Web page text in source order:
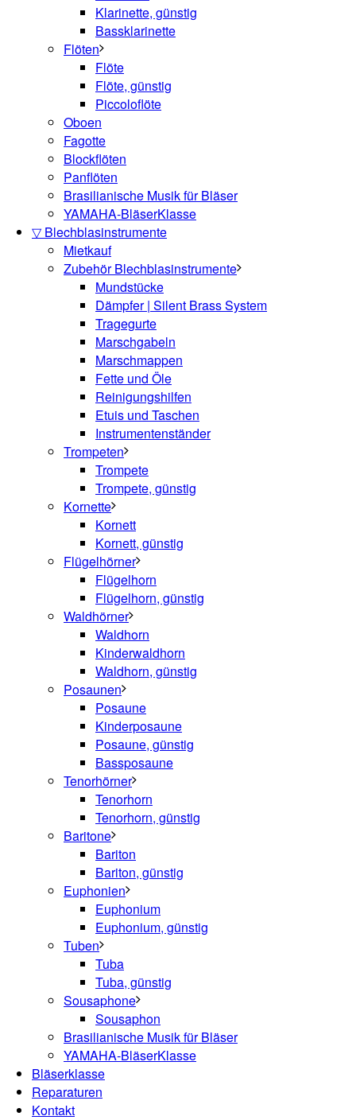
Klarinette, günstig
Bassklarinette
Flöten
Flöte
Flöte, günstig
Piccoloflöte
Oboen
Fagotte
Blockflöten
Panflöten
Brasilianische Musik für Bläser
YAMAHA-BläserKlasse
▽ Blechblasinstrumente
Mietkauf
Zubehör Blechblasinstrumente
Mundstücke
Dämpfer | Silent Brass System
Tragegurte
Marschgabeln
Marschmappen
Fette und Öle
Reinigungshilfen
Etuis und Taschen
Instrumentenständer
Trompeten
Trompete
Trompete, günstig
Kornette
Kornett
Kornett, günstig
Flügelhörner
Flügelhorn
Flügelhorn, günstig
Waldhörner
Waldhorn
Kinderwaldhorn
Waldhorn, günstig
Posaunen
Posaune
Kinderposaune
Posaune, günstig
Bassposaune
Tenorhörner
Tenorhorn
Tenorhorn, günstig
Baritone
Bariton
Bariton, günstig
Euphonien
Euphonium
Euphonium, günstig
Tuben
Tuba
Tuba, günstig
Sousaphone
Sousaphon
Brasilianische Musik für Bläser
YAMAHA-BläserKlasse
Bläserklasse
Reparaturen
Kontakt